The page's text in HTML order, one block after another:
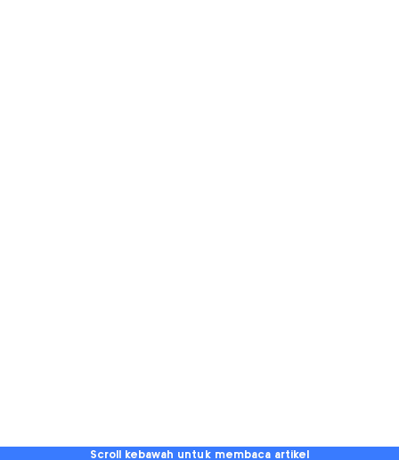
Scroll kebawah untuk membaca artikel